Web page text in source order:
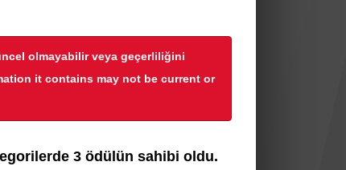
olmayabilir veya geçerliliğini
it contains may not be current or
3 ödülün sahibi oldu.